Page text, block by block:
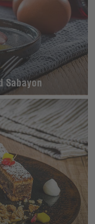
Sabayon